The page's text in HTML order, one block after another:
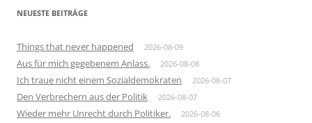
NEUESTE BEITRÄGE
Things that never happened 2026-08-09
Aus für mich gegebenem Anlass. 2026-08-08
Ich traue nicht einem Sozialdemokraten 2026-08-07
Den Verbrechern aus der Politik 2026-08-07
Wieder mehr Unrecht durch Politiker. 2026-08-06